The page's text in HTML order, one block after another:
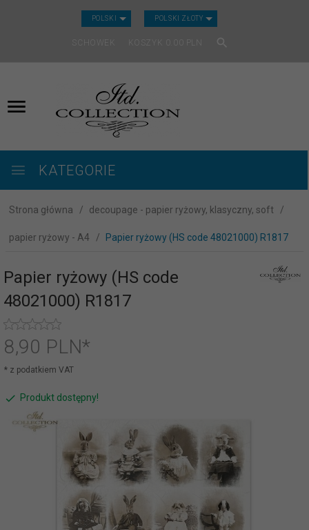
POLSKI CURRENCY_H
POLSKI ZŁOTY
SCHOWEK KOSZYK
KATEGORIE
Strona główna decoupage - papier ryżowy, klasyczny, soft
papier ryżowy - A4 Papier ryżowy (HS code 48021000) R1817
Papier ryżowy (HS code
48021000) R1817
8,90 PLN*
* z podatkiem VAT
Produkt dostępny!